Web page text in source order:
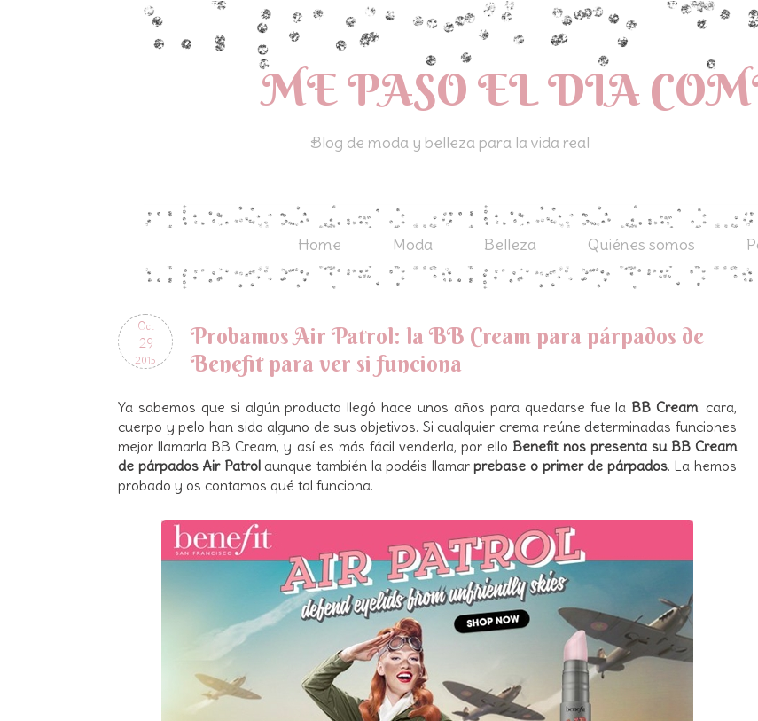
ME PASO EL DIA
Blog de moda y belleza para la vida real
Home Moda Belleza Quiénes somos
Oct
29
2015
Probamos Air Patrol: la BB Cream para párpados de
Benefit para ver si funciona
Ya sabemos que si algún producto llegó hace unos años para quedarse fue la BB Cream: cara,
cuerpo y pelo han sido alguno de sus objetivos. Si cualquier crema reúne determinadas funciones
mejor llamarla BB Cream, y así es más fácil venderla, por ello Benefit nos presenta su BB Cream
de párpados Air Patrolaunque también la podéis llamarprebase o primer de párpados. La hemos
probado y os contamos qué tal funciona.